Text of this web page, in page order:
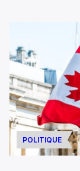
POLITIQUE